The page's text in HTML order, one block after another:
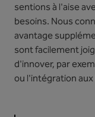
sentions à l'aise
besoins. Nous
avantage
sont facilement
d'innover, par
ou l'intégration